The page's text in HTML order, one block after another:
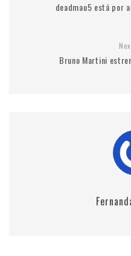
deadmau5 está por
Bruno Martini